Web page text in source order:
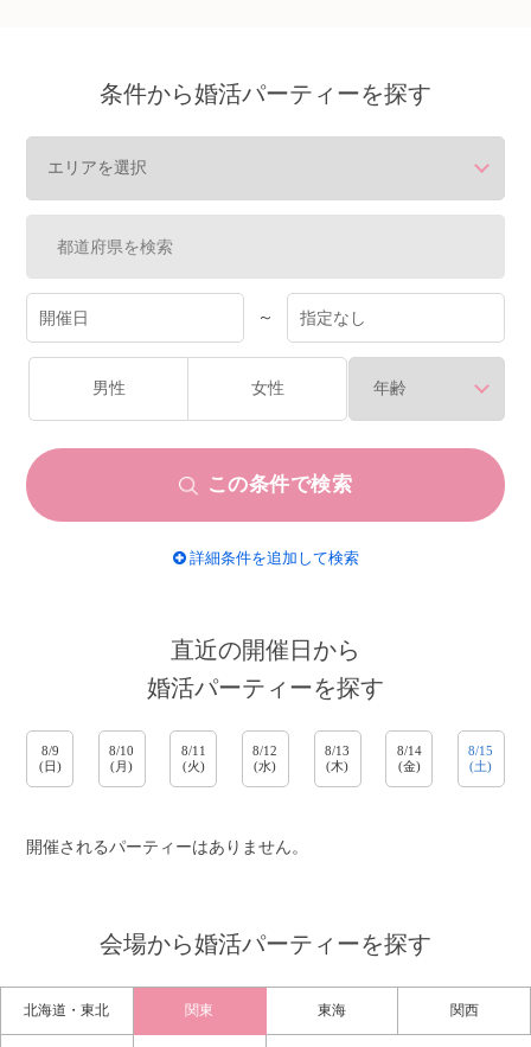
条件から婚活パーティーを探す
～
男性 女性
この条件で検索
詳細条件を追加して検索
直近の開催日から
婚活パーティーを探す
8/9
(日)
8/10
(月)
8/11
(火)
8/12
(水)
8/13
(木)
8/14
(金)
8/15
(土)
開催されるパーティーはありません。
会場から婚活パーティーを探す
北海道・東北 関東 東海 関西